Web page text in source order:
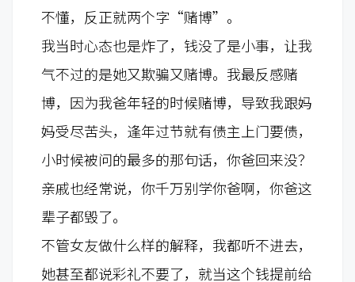
不懂，反正就两个字“赌博”。
我当时心态也是炸了，钱没了是小事，让我
气不过的是她又欺骗又赌博。我最反感赌
博，因为我爸年轻的时候赌博，导致我跟妈
妈受尽苦头，逢年过节就有债主上门要债，
小时候被问的最多的那句话，你爸回来没？
亲戚也经常说，你千万别学你爸啊，你爸这
辈子都毁了。
不管女友做什么样的解释，我都听不进去，
她甚至都说彩礼不要了，就当这个钱提前给